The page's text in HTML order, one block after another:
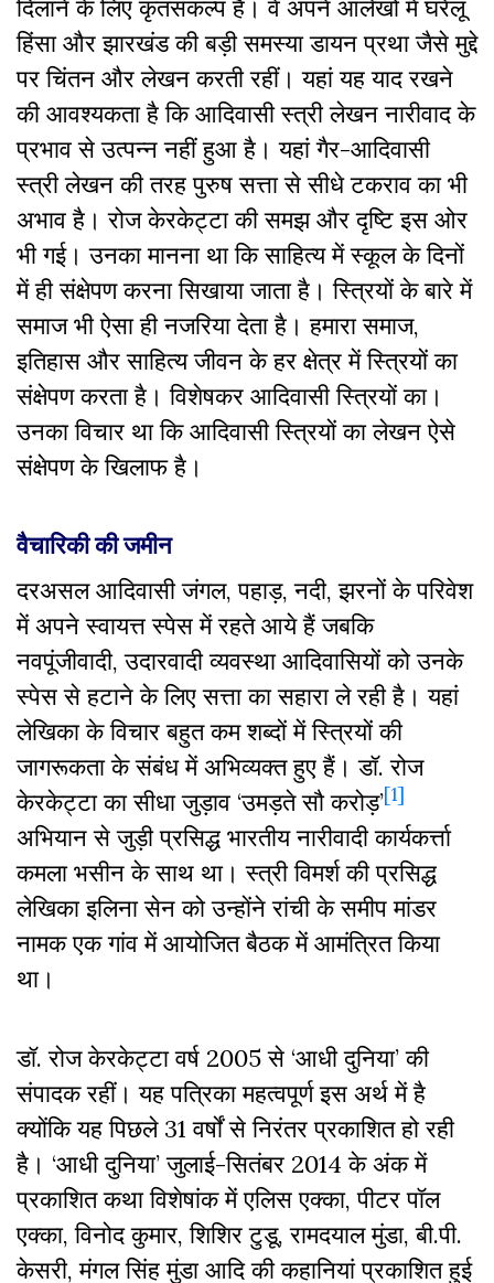
दिलाने के लिए कृतसंकल्प है। वे अपने आलेखों में घरेलू
हिंसा और झारखंड की बड़ी समस्या डायन प्रथा जैसे मुद्दे
पर चिंतन और लेखन करती रहीं। यहां यह याद रखने
की आवश्यकता है कि आदिवासी स्त्री लेखन नारीवाद के
प्रभाव से उत्पन्न नहीं हुआ है। यहां गैर-आदिवासी
स्त्री लेखन की तरह पुरुष सत्ता से सीधे टकराव का भी
अभाव है। रोज केरकेट्टा की समझ और दृष्टि इस ओर
भी गई। उनका मानना था कि साहित्य में स्कूल के दिनों
में ही संक्षेपण करना सिखाया जाता है। स्त्रियों के बारे में
समाज भी ऐसा ही नजरिया देता है। हमारा समाज,
इतिहास और साहित्य जीवन के हर क्षेत्र में स्त्रियों का
संक्षेपण करता है। विशेषकर आदिवासी स्त्रियों का।
उनका विचार था कि आदिवासी स्त्रियों का लेखन ऐसे
संक्षेपण के खिलाफ है।
वैचारिकी की जमीन
दरअसल आदिवासी जंगल, पहाड़, नदी, झरनों के परिवेश
में अपने स्वायत्त स्पेस में रहते आये हैं जबकि
नवपूंजीवादी, उदारवादी व्यवस्था आदिवासियों को उनके
स्पेस से हटाने के लिए सत्ता का सहारा ले रही है। यहां
लेखिका के विचार बहुत कम शब्दों में स्त्रियों की
जागरूकता के संबंध में अभिव्यक्त हुए हैं। डॉ. रोज
केरकेट्टा का सीधा जुड़ाव ‘उमड़ते सौ करोड़’[1]
अभियान से जुड़ी प्रसिद्ध भारतीय नारीवादी कार्यकर्त्ता
कमला भसीन के साथ था। स्त्री विमर्श की प्रसिद्ध
लेखिका इलिना सेन को उन्होंने रांची के समीप मांडर
नामक एक गांव में आयोजित बैठक में आमंत्रित किया
था।
डॉ. रोज केरकेट्टा वर्ष 2005 से ‘आधी दुनिया’ की
संपादक रहीं। यह पत्रिका महत्वपूर्ण इस अर्थ में है
क्योंकि यह पिछले 31 वर्षों से निरंतर प्रकाशित हो रही
है। ‘आधी दुनिया’ जुलाई-सितंबर 2014 के अंक में
प्रकाशित कथा विशेषांक में एलिस एक्का, पीटर पॉल
एक्का, विनोद कुमार, शिशिर टुडू, रामदयाल मुंडा, बी.पी.
केसरी, मंगल सिंह मुंडा आदि की कहानियां प्रकाशित हुई